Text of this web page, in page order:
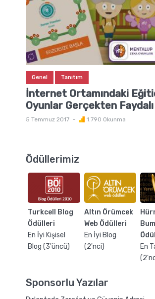
Genel Tanıtım
İnternet Ortamındaki
Oyunlar Gerçekten Faydalı
5 Temmuz 2017 1.790 Okunma
Ödüllerimiz
Turkcell Blog
Ödülleri
En İyi Kişisel
Blog (3'üncü)
Altın Örümcek
Web Ödülleri
En İyi Blog
(2'nci)
En
Sponsorlu Yazılar